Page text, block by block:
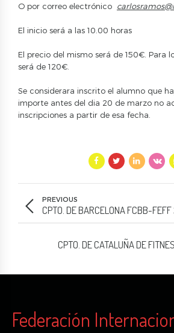
O por correo electrónico
El inicio será a las 10.00 horas
El precio del mismo será de 150€. Para
será de 120€.
Se considerara inscrito el alumno que
importe antes del dia 20 de marzo no
inscripciones a partir de esa fecha.
PREVIOUS
CPTO. DE BARCELONA FCBB-
CPTO. DE CATALUÑA DE
Federación